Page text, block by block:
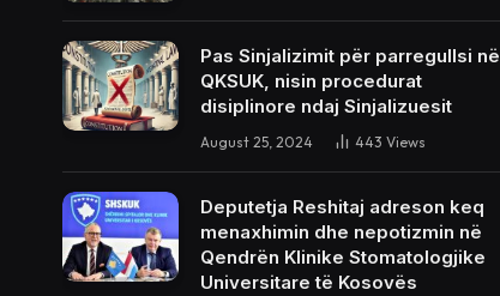
Pas Sinjalizimit për parregullsi në
QKSUK, nisin procedurat
disiplinore ndaj Sinjalizuesit
August 25, 2024 443 Views
Deputetja Reshitaj adreson keq
menaxhimin dhe nepotizmin në
Qendrën Klinike Stomatologjike
Universitare të Kosovës